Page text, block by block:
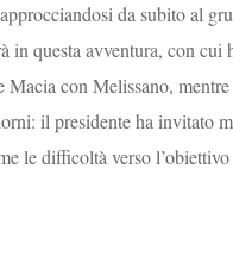
da subito al
in questa avventura, con
Macia con Melissano,
il presidente ha invitato
le difficoltà verso l’obiettivo